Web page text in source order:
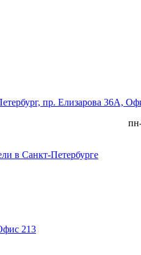
пр. Елизарова 36А,
213